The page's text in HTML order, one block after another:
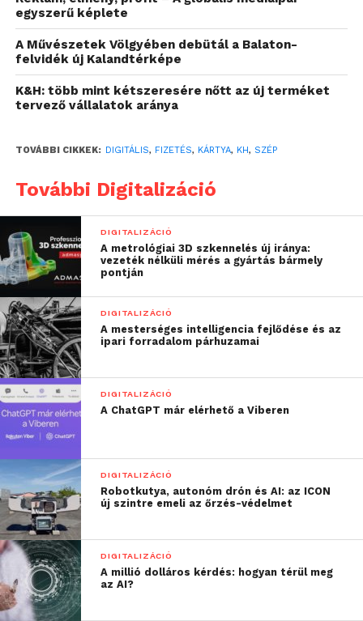
tranzakció, természetesen a megfelelő biztonsági
garanciák mellett. A fizetés a jövőben one/flip
payment módban is elérhető lesz, amellyel a vásárlás
még gördülékenyebbé válik. A rendszerhez elsőként
olyan partnerek csatlakoztak, mint a Belozzo és a
Burger King, és hamarosan a Wolt, valamint a
fizetési élményt.
A SZÉP- kártya technikailag hasonlít a hagyományos
bankkártyához, viszont a kapcsolódó
eltérőek. Ezért a K&H már 2012-ben egy speciális,
dedikált fejlesztői csapatot hozott létre, amely azóta
is úttörő szerepet játszik a hazai digitális
innovációkban. A csapat bankkártyás és
rendszertechnikai tudását ötvözve hozta létre előbb
a digitális SZÉP- kártyát, és a mostani fejlesztéssel
újabb mérföldkőhöz érkeztek.
„Ez nem csak egy
innovatív technológiai
fejlesztés, hanem egy
csapatmunka
sikertörténete”
– fogalmazott Ozorai Dénes, a K&H IT vezetője. A
szakember hozzátette:
egyszerű képlete
A Művészetek Völgyében debütál a Balaton-
felvidék új Kalandtérképe
K&H: több mint kétszeresére nőtt az új terméket
tervező vállalatok aránya
TOVÁBBI CIKKEK: DIGITÁLIS, FIZETÉS, KÁRTYA, KH, SZÉP
További Digitalizáció
DIGITALIZÁCIÓ
A metrológiai 3D szkennelés új iránya:
vezeték nélküli mérés a gyártás bármely
pontján
DIGITALIZÁCIÓ
A mesterséges intelligencia fejlődése és az
ipari forradalom párhuzamai
DIGITALIZÁCIÓ
A ChatGPT már elérhető a Viberen
DIGITALIZÁCIÓ
Robotkutya, autonóm drón és AI: az ICON
új szintre emeli az őrzés-védelmet
DIGITALIZÁCIÓ
A millió dolláros kérdés: hogyan térül meg
az AI?